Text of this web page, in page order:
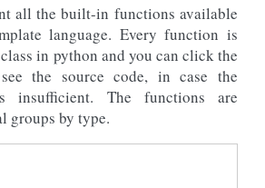
all the built-in functions available
language. Every function is
in python and you can click the
the source code, in case the
insufficient. The functions are
groups by type.